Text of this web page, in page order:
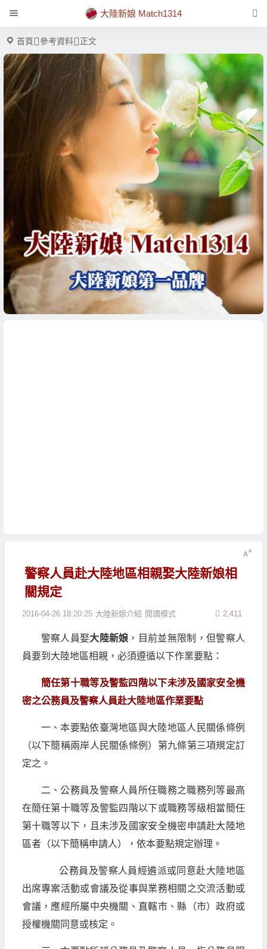
大陸新娘 Match1314
首頁 參考資料 正文
警察人員赴大陸地區相親娶大陸新娘相
關規定
2016-04-26 18:20:25 大陸新娘介紹 2,411
閱讀模式
警察人員娶大陸新娘 ，目前並無限制，但警察人
員要到大陸地區相親，必須遵循以下作業要點：
簡任第十職等及警監四階以下未涉及國家安全機
密之公務員及警察人員赴大陸地區作業要點
一、本要點依臺灣地區與大陸地區人民關係條例
（以下簡稱兩岸人民關係條例）第九條第三項規定訂
定之。
二、公務員及警察人員所任職務之職務列等最高
在簡任第十職等及警監四階以下或職務等級相當簡任
第十職等以下，且未涉及國家安全機密申請赴大陸地
區者（以下簡稱申請人），依本要點規定辦理。
公務員及警察人員經遴派或同意赴大陸地區
出席專案活動或會議及從事與業務相關之交流活動或
會議，應經所屬中央機關、直轄市、縣（市）政府或
授權機關同意或核定。